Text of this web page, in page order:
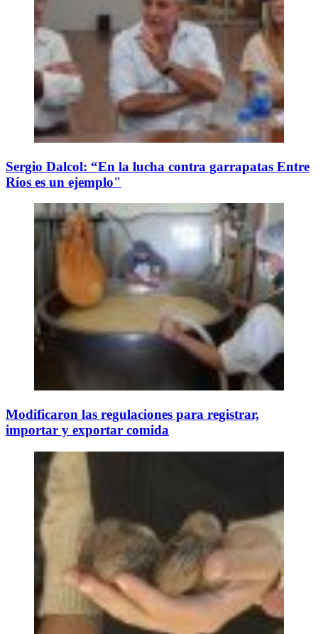
Sergio Dalcol: “En la lucha contra garrapatas Entre
Ríos es un ejemplo"
Modificaron las regulaciones para registrar,
importar y exportar comida